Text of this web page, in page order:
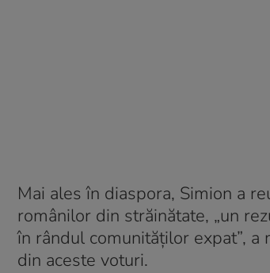
Mai ales în diaspora, Simion a
românilor din străinătate, „un
în rândul comunităților expat”,
din aceste voturi.